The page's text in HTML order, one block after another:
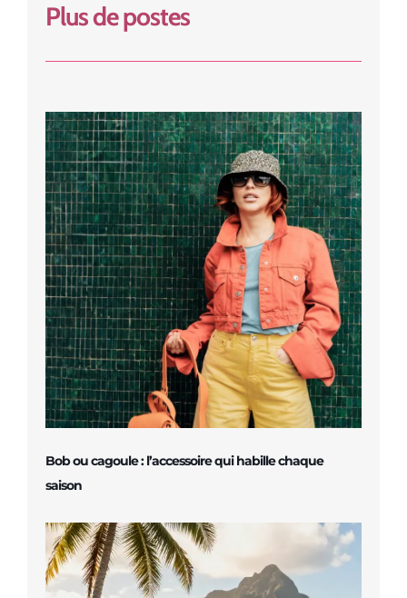
Plus de postes
Bob ou cagoule : l’accessoire qui habille chaque
saison